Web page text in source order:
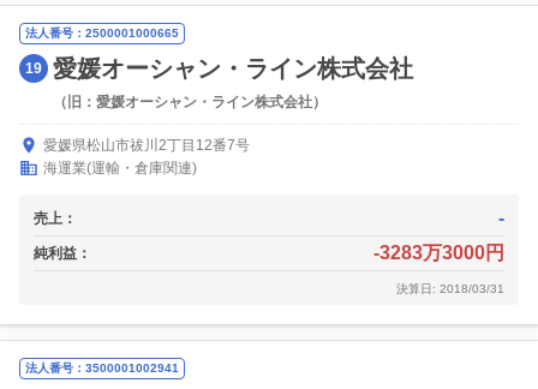
法人番号：2500001000665
19 愛媛オーシャン・ライン株式会社
（旧：愛媛オーシャン・ライン株式会社）
愛媛県松山市祓川2丁目12番7号
海運業(運輸・倉庫関連)
売上： -
純利益： -3283万3000円
決算日: 2018/03/31
法人番号：3500001002941